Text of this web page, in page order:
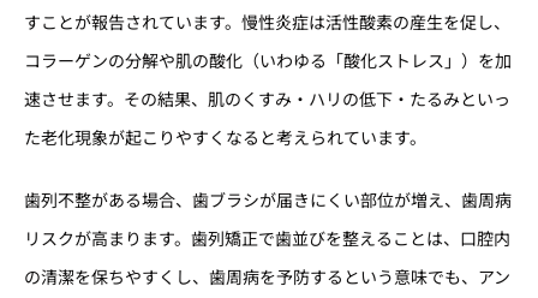
すことが報告されています。慢性炎症は活性酸素の産生を促し、
コラーゲンの分解や肌の酸化（いわゆる「酸化ストレス」）を加
速させます。その結果、肌のくすみ・ハリの低下・たるみといっ
た老化現象が起こりやすくなると考えられています。
歯列不整がある場合、歯ブラシが届きにくい部位が増え、歯周病
リスクが高まります。歯列矯正で歯並びを整えることは、口腔内
の清潔を保ちやすくし、歯周病を予防するという意味でも、アン